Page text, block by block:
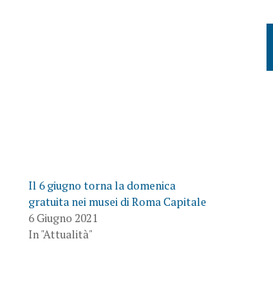
Il 6 giugno torna la domenica
gratuita nei musei di Roma Capitale
6 Giugno 2021
In "Attualità"